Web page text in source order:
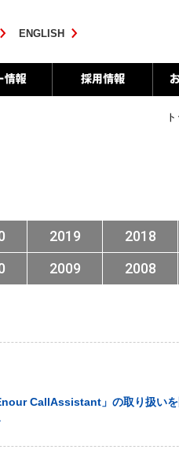
ENGLISH
2019 2018
2009 2008
CallAssistant」の取り扱い